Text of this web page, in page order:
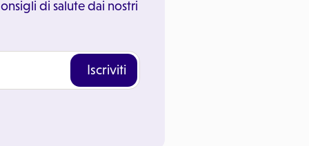
di salute dai nostri
Iscriviti